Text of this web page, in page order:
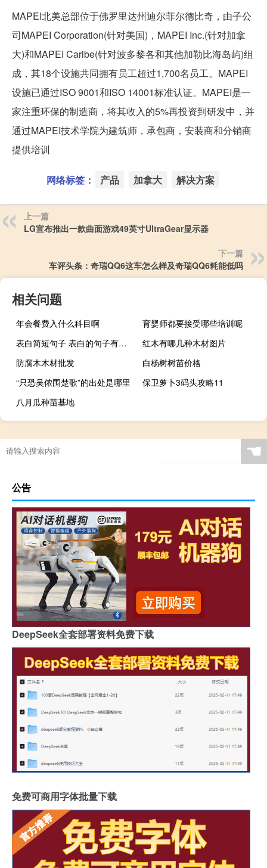
MAPEI北美总部位于佛罗里达州迪尔菲尔德比奇，由子公
司MAPEI Corporation(针对美国)，MAPEI Inc.(针对加拿
大)和MAPEI Caribe(针对波多黎各和其他加勒比海岛屿)组
成，其18个设施共同拥有员工超过1,700名员工。MAPEI
设施已通过ISO 9001和ISO 14001标准认证。MAPEI是一
家注重环保的制造商，将其收入的5%再投资到研发中，并
通过MAPEI技术学院为建筑师，承包商，安装商和分销商
提供培训
网络标签： 产品 加拿大 解决方案
上一篇
LG宣布推出一款曲面游戏49英寸UltraGear显示器
下一篇
车评头条：奇瑞QQ6这车怎么样及奇瑞QQ6耗能低吗
相关问题
年会餐费入什么科目啊
育婴师都要接受哪些培训呢
表白简短句子 表白的句子有哪些
红木有哪几种木材图片
防腐木木材批发
白杨树树苗价格
“只恐吴侬围楚歌”的出处是哪里
保卫萝卜3码头攻略11
八月瓜种苗基地
☚
公告
DeepSeek全套部署资料免费下载
免费可商用字体批量下载